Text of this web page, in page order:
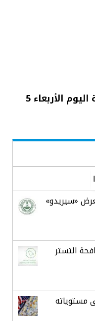
أسعار الذهب في السعودية اليوم الأربعاء 5
«سيريدو»
التستر
مستوياته